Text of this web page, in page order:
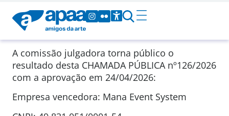
A comissão julgadora torna público o
resultado desta CHAMADA PÚBLICA nº126/2026
com a aprovação em 24/04/2026:
Empresa vencedora: Mana Event System